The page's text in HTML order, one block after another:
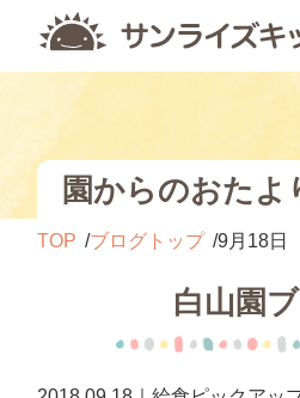
園からのおたよ
TOP ブログトップ 9月18日
白山園